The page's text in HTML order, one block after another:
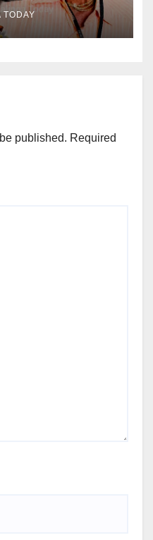
TODAY
published. Required